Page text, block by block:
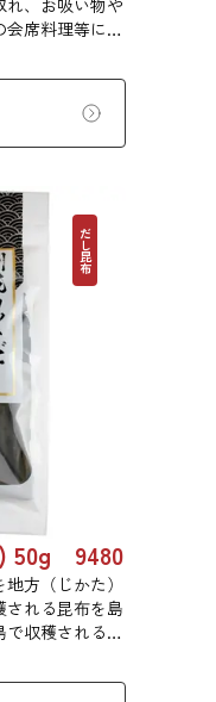
れ、お吸い物や
席料理等にも
だし昆布
50g 9480
方（じかた）
される昆布を島
収穫される昆
ので、その多
名料亭で使われ